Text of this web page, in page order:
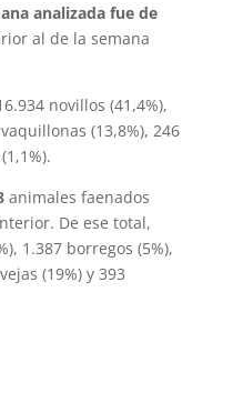
analizada fue de
al de la semana
novillos (41,4%),
(13,8%), 246
animales faenados
De ese total,
1.387 borregos (5%),
(19%) y 393